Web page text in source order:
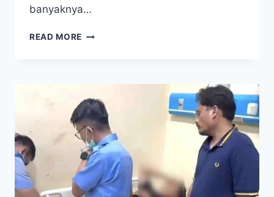
banyaknya…
READ MORE GILA!
DI
SULAWESI,
BANYAK
YANG
BILANG
RASANYA
BIKIN
NAGIH!